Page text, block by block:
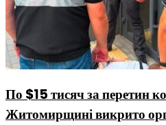
По $15 тисяч за перетин
Житомирщині викрито